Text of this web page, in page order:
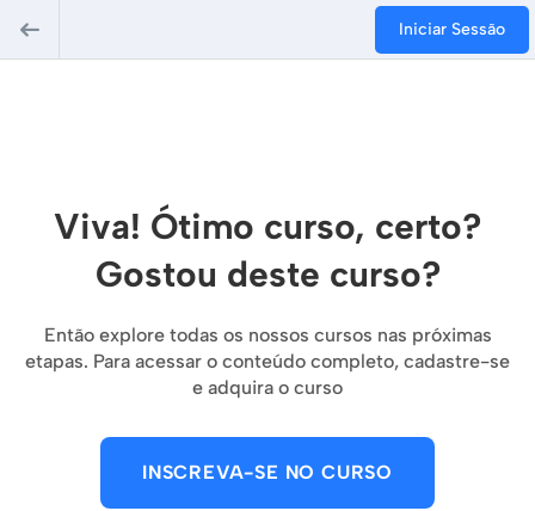
Iniciar Sessão
Viva! Ótimo curso, certo?
Gostou deste curso?
Então explore todas os nossos cursos nas próximas
etapas. Para acessar o conteúdo completo, cadastre-se
e adquira o curso
INSCREVA-SE NO CURSO